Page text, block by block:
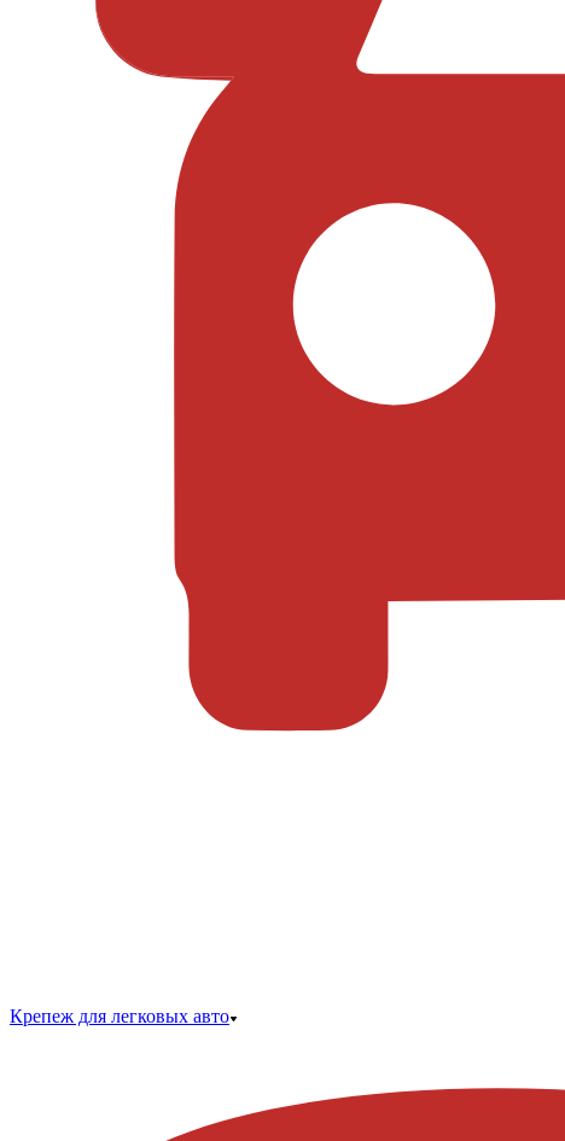
Крепеж для легковых авто